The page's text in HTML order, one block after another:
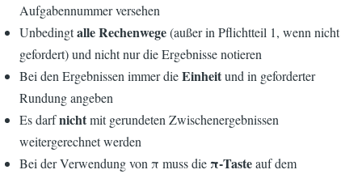
Aufgabennummer versehen
Unbedingtalle Rechenwege(außer in Pflichtteil 1, wenn nicht
gefordert) und nicht nur die Ergebnisse notieren
Bei den Ergebnissen immer dieEinheitund in geforderter
Rundung angeben
Es darfnichtmit gerundeten Zwischenergebnissen
weitergerechnet werden
Bei der Verwendung von π muss die π-Tasteauf dem